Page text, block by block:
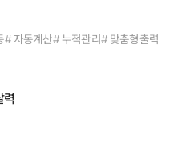
# 자동계산# 누적관리# 맞춤형출력
력